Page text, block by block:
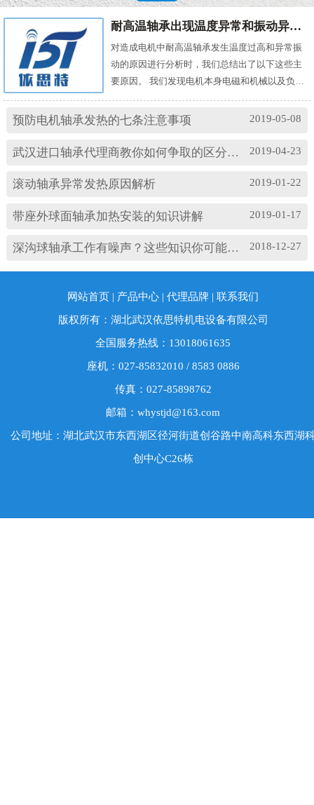
耐高温轴承出现温度异常和振动异常的原因有哪些？
对造成电机中耐高温轴承发生温度过高和异常振
动的原因进行分析时，我们总结出了以下这些主
要原因。 我们发现电机本身电磁和机械以及负载
振动产生影响。其中造成温度过高的原因主要
松；(3)轴承与轴套配合过松；(4)润滑油有杂质；
损坏等。 另外，造成耐高温轴承出现异常振...
2019-05-08
预防电机轴承发热的七条注意事项
2019-04-23
武汉进口轴承代理商教你如何争取的区分高速轴承和低速轴承
2019-01-22
滚动轴承异常发热原因解析
2019-01-17
带座外球面轴承加热安装的知识讲解
2018-12-27
深沟球轴承工作有噪声？这些知识你可能忽略了
网站首页 | 产品中心 |代理品牌 |联系我们
版权所有：湖北武汉依思特机电设备有限公司
全国服务热线：13018061635
座机：027-85832010 / 8583 0886
传真：027-85898762
邮箱：whystjd@163.com
公司地址：湖北武汉市东西湖区径河街道创谷路中南高科东西湖
创中心C26栋